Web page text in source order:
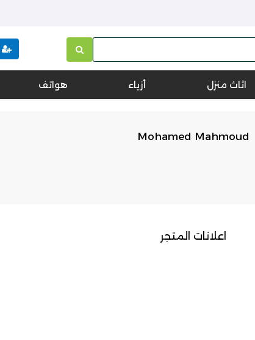
اثاث منزل أزياء هواتف
Mohamed Mahmoud
اعلانات المتجر